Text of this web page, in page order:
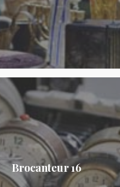
Brocanteur 16